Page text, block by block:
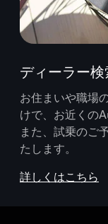
ディーラー検
お住まいや職場
けで、お近くの
また、試乗のご
たします。
詳しくはこちら